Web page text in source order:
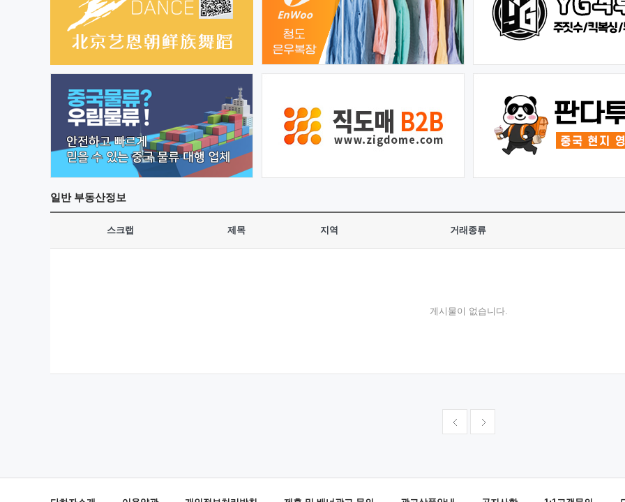
일반부동산정보
스크랩 제목 지역 거래종류
게시물이 없습니다.